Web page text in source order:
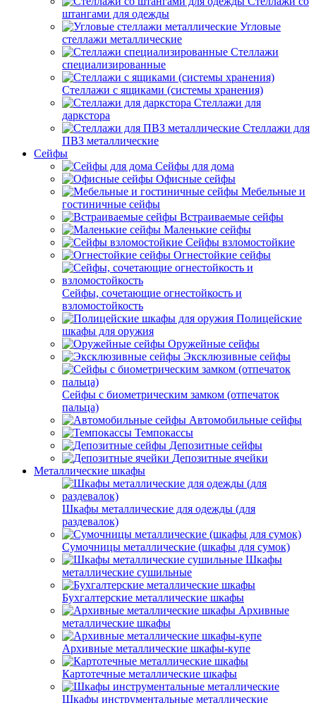
штангами для одежды
Угловые
стеллажи металлические
Стеллажи
специализированные
Стеллажи с ящиками (системы хранения)
Стеллажи для
даркстора
Стеллажи для
ПВЗ металлические
Сейфы
Сейфы для дома
Офисные сейфы
Мебельные и
гостиничные сейфы
Встраиваемые сейфы
Маленькие сейфы
Сейфы взломостойкие
Огнестойкие сейфы
Сейфы, сочетающие огнестойкость и
взломостойкость
Полицейские
шкафы для оружия
Оружейные сейфы
Эксклюзивные сейфы
Сейфы с биометрическим замком (отпечаток
пальца)
Автомобильные сейфы
Темпокассы
Депозитные сейфы
Депозитные ячейки
Металлические шкафы
Шкафы металлические для одежды (для
раздевалок)
Сумочницы металлические (шкафы для сумок)
Шкафы
металлические сушильные
Бухгалтерские металлические шкафы
Архивные
металлические шкафы
Архивные металлические шкафы-купе
Картотечные металлические шкафы
Шкафы инструментальные металлические